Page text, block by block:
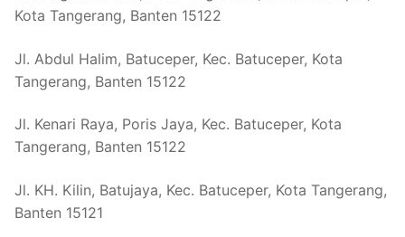
Kota Tangerang, Banten 15122
Jl. Abdul Halim, Batuceper, Kec. Batuceper, Kota
Tangerang, Banten 15122
Jl. Kenari Raya, Poris Jaya, Kec. Batuceper, Kota
Tangerang, Banten 15122
Jl. KH. Kilin, Batujaya, Kec. Batuceper, Kota Tangerang,
Banten 15121